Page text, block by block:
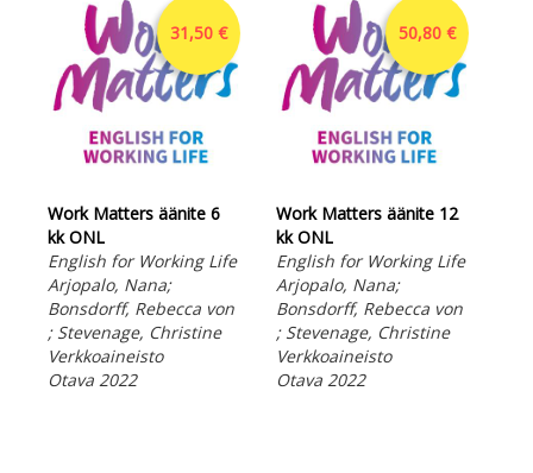
31,50 €
Work Matters äänite 6
kk ONL
English for Working Life
Arjopalo, Nana;
Bonsdorff, Rebecca von
; Stevenage, Christine
Verkkoaineisto
Otava 2022
50,80 €
Work Matters äänite 12
kk ONL
English for Working Life
Arjopalo, Nana;
Bonsdorff, Rebecca von
; Stevenage, Christine
Verkkoaineisto
Otava 2022